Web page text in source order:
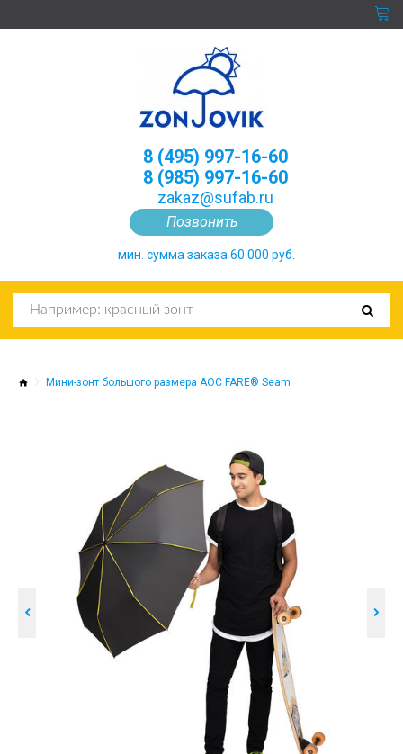
Позвонить
8 (495) 997-16-60
8 (985) 997-16-60
zakaz@sufab.ru
мин. сумма заказа 60 000 руб.
Мини-зонт большого размера AOC FARE® Seam